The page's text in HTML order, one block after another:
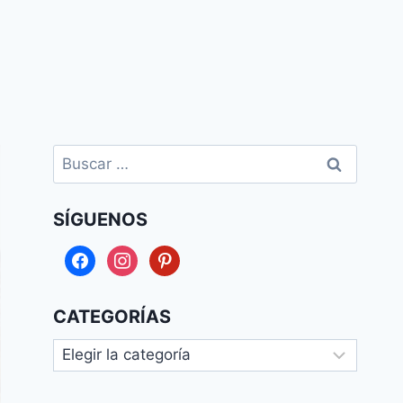
Buscar:
SÍGUENOS
facebookinstagrampinterest
CATEGORÍAS
Categorías